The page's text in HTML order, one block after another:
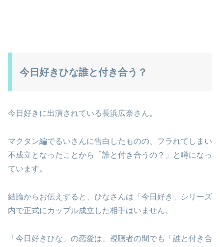
今日好きひな誰と付き合う？
今日好きに出演されている長浜広奈さん。
マクタン編でるいさんに告白したものの、フラれてしまい
不成立となったことから「誰と付き合うの？」と噂になっ
ています。
結論からお伝えすると、ひなさんは「今日好き」シリーズ
内で正式にカップル成立した相手はいません。
「今日好きひな」の恋愛は、視聴者の間でも「誰と付き合